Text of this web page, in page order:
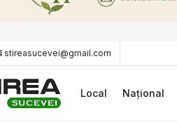
stireasucevei@gmail.com
Local Național